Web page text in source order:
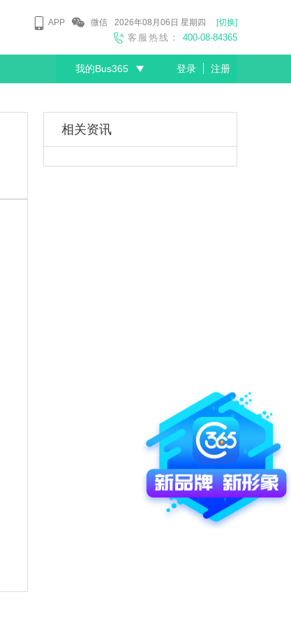
APP 微信 2026年08月06日 星期四 [切换]
客服热线： 400-08-84365
我的Bus365 登录 注册
相关资讯